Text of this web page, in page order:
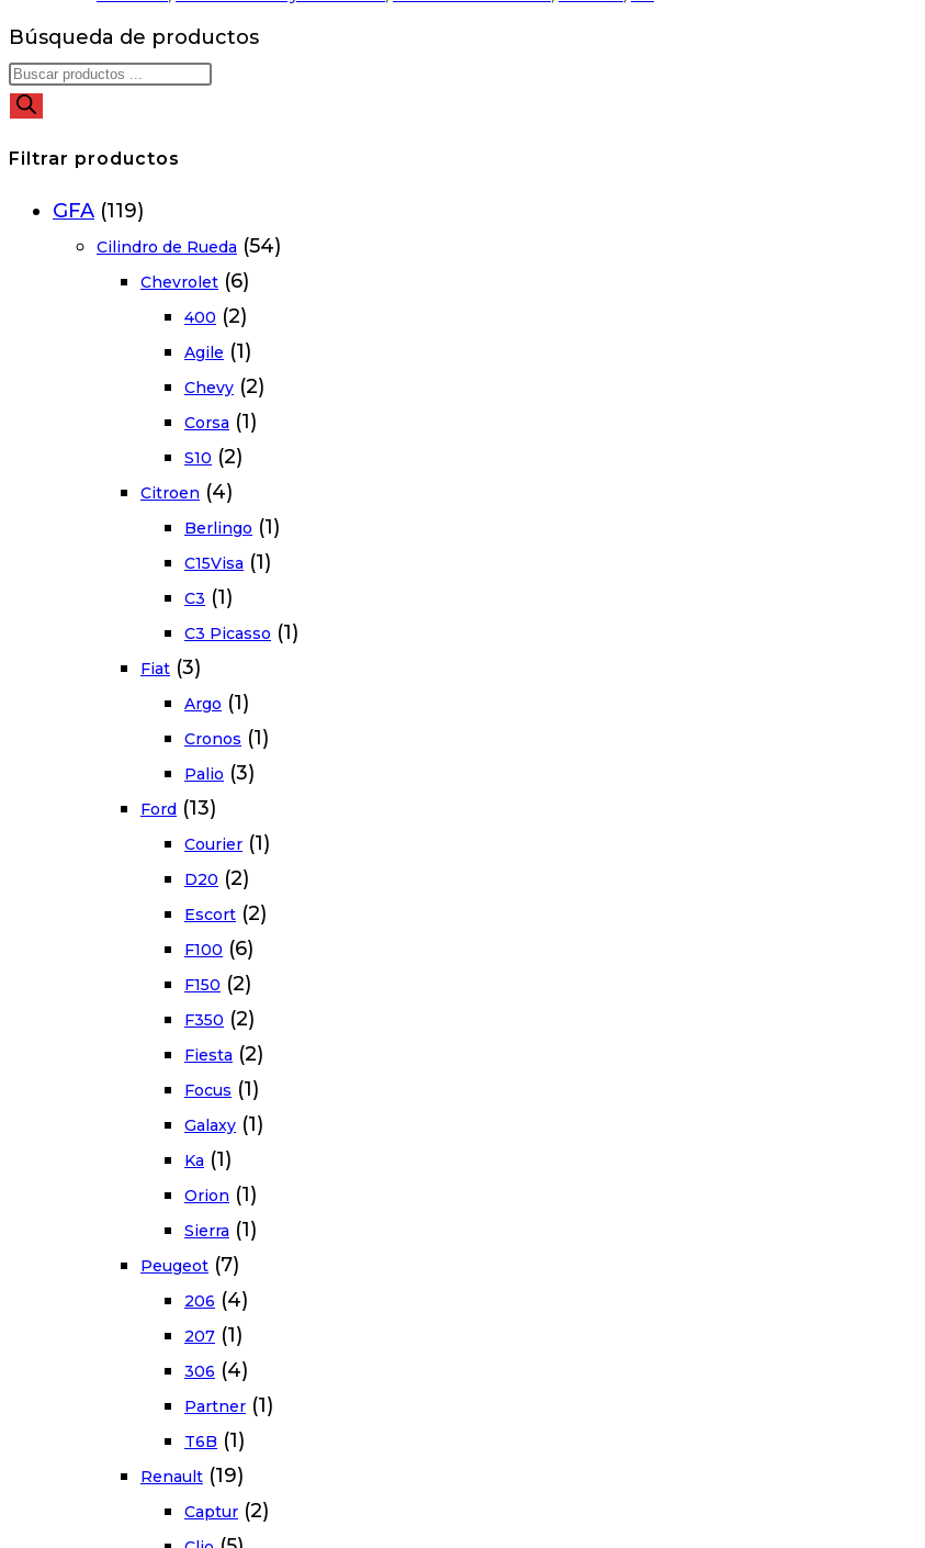
Búsqueda de productos
Filtrar productos
GFA (119)
Cilindro de Rueda (54)
Chevrolet (6)
400 (2)
Agile (1)
Chevy (2)
Corsa (1)
S10 (2)
Citroen (4)
Berlingo (1)
C15Visa (1)
C3 (1)
C3 Picasso (1)
Fiat (3)
Argo (1)
Cronos (1)
Palio (3)
Ford (13)
Courier (1)
D20 (2)
Escort (2)
F100 (6)
F150 (2)
F350 (2)
Fiesta (2)
Focus (1)
Galaxy (1)
Ka (1)
Orion (1)
Sierra (1)
Peugeot (7)
206 (4)
207 (1)
306 (4)
Partner (1)
T6B (1)
Renault (19)
Captur (2)